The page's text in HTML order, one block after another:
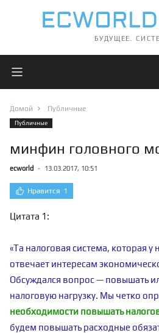
БУДУЩЕЕ.
Открыть главное меню
Домой Публичные
Публичные
минфин головного
ecworld - 13.03.2017, 10:51
Нравится 1
Цитата 1:
«Та налоговая система, которая у
отвечает интересам
Обсуждался вопрос — повышать
налоговую нагрузку. Мы четко
необходимости повышать
будем повышать расходные